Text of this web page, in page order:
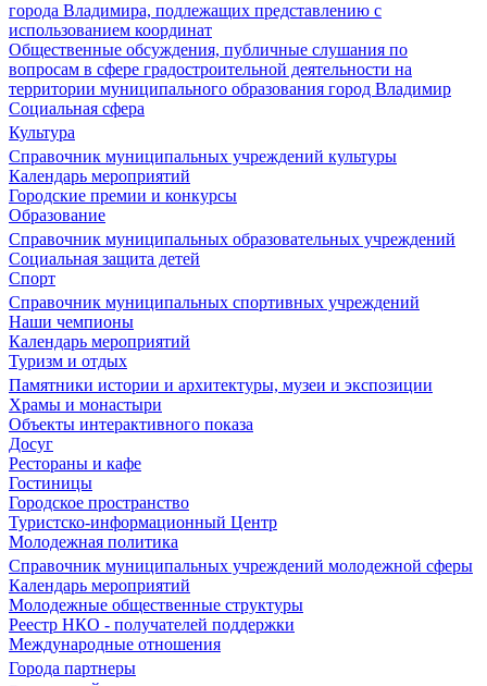
города Владимира, подлежащих представлению с
использованием координат
Общественные обсуждения, публичные слушания по
вопросам в сфере градостроительной деятельности на
территории муниципального образования город Владимир
Социальная сфера
Культура
Справочник муниципальных учреждений культуры
Календарь мероприятий
Городские премии и конкурсы
Образование
Справочник муниципальных образовательных учреждений
Социальная защита детей
Спорт
Справочник муниципальных спортивных учреждений
Наши чемпионы
Календарь мероприятий
Туризм и отдых
Памятники истории и архитектуры, музеи и экспозиции
Храмы и монастыри
Объекты интерактивного показа
Досуг
Рестораны и кафе
Гостиницы
Городское пространство
Туристско-информационный Центр
Молодежная политика
Справочник муниципальных учреждений молодежной сферы
Календарь мероприятий
Молодежные общественные структуры
Реестр НКО - получателей поддержки
Международные отношения
Города партнеры